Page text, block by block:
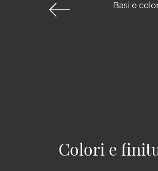
Basi e
Colori e